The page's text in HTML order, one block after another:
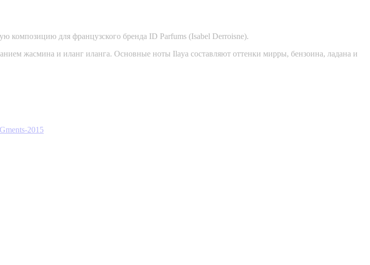
для французского бренда ID Parfums (Isabel Derroisne).
жасмина и иланг иланга. Основные ноты Ilaya составляют оттенки мирры, бензоина, ладана и
2015